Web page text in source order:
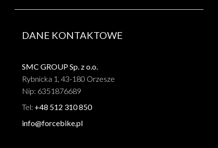
DANE KONTAKTOWE
SMC GROUP Sp. z o.o.
Rybnicka 1, 43-180 Orzesze
Nip: 6351876689
Tel: +48 512 310 850
info@forcebike.pl